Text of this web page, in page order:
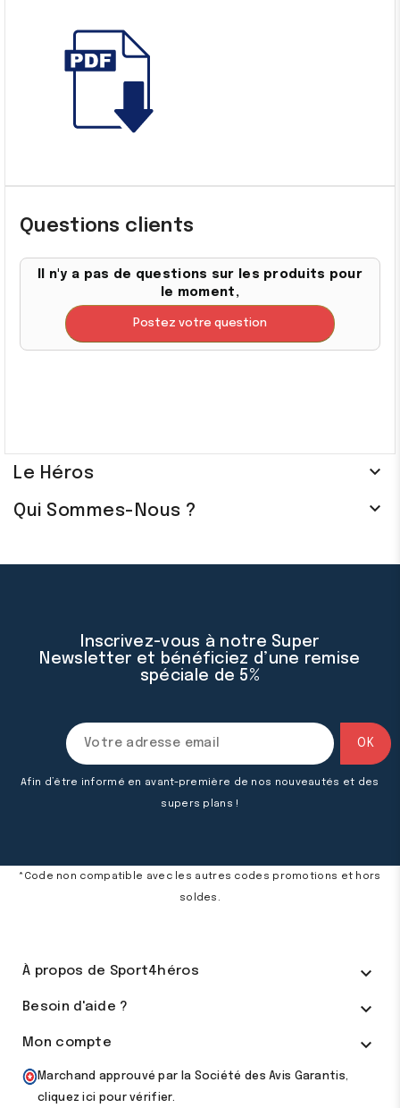
Questions clients
Il n'y a pas de questions sur les produits pour
le moment,
Postez votre question
Le Héros 
Qui Sommes-Nous ? 
Inscrivez-vous à notre Super
Newsletter et bénéficiez d’une remise
spéciale de 5%
Afin d’être informé en avant-première de nos nouveautés et des
supers plans !
*Code non compatible avec les autres codes promotions et hors
soldes.
À propos de Sport4héros 
Besoin d'aide ? 
Mon compte 
Marchand approuvé par la Société des Avis Garantis,
cliquez ici pour vérifier.